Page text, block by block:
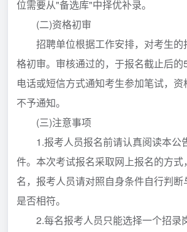
位需要从"备选库"中择优补录。
(二)资格初审
招聘单位根据工作安排，对考生的
格初审。审核通过的，于报名截止后的
电话或短信方式通知考生参加笔试，
不予通知。
(三)注意事项
1.报考人员报名前请认真阅读本公
件。本次考试报名采取网上报名的方式
名，报考人员请对照自身条件自行判
是否相符。
2.每名报考人员只能选择一个招录